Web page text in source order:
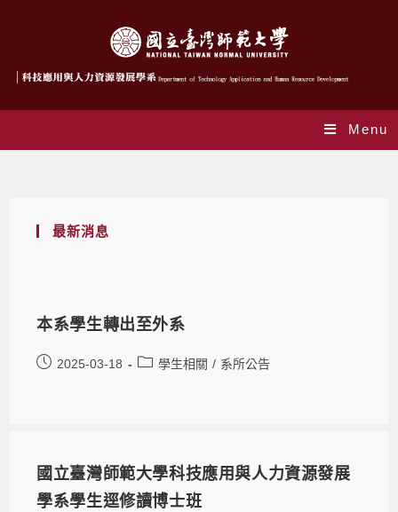
Menu
最新消息
本系學生轉出至外系
2025-03-18 學生相關 / 系所公告
國立臺灣師範大學科技應用與人力資源發展
學系學生逕修讀博士班